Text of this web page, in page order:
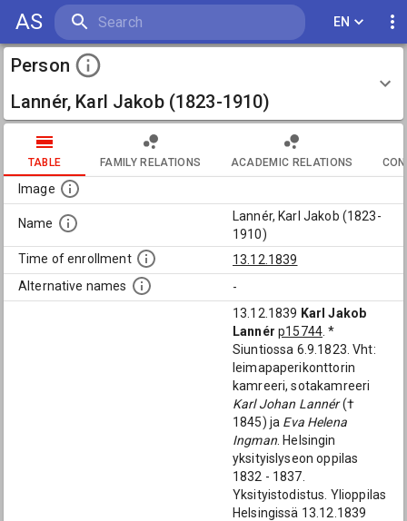
AS EN
Person
Lannér, Karl Jakob (1823-1910)
TABLE FAMILY RELATIONS ACADEMIC RELATIONS
Image
Name
Lannér, Karl Jakob (1823-
1910)
Time of enrollment
13.12.1839
Alternative names
-
13.12.1839 Karl Jakob
Lannér p15744. *
Siuntiossa 6.9.1823. Vht:
leimapaperikonttorin
kamreeri, sotakamreeri
Karl Johan Lannér(†
1845) ja Eva Helena
Ingman. Helsingin
yksityislyseon oppilas
1832 - 1837.
Yksityistodistus. Ylioppilas
Helsingissä 13.12.1839